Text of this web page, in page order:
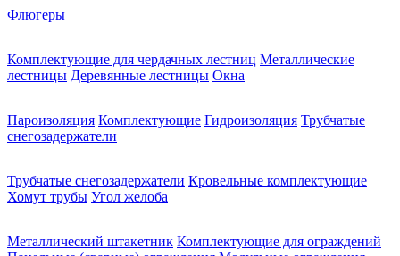
Флюгеры
Комплектующие для чердачных лестниц Металлические
лестницы Деревянные лестницы Окна
Пароизоляция Комплектующие Гидроизоляция Трубчатые
снегозадержатели
Трубчатые снегозадержатели Кровельные комплектующие
Хомут трубы Угол желоба
Металлический штакетник Комплектующие для ограждений